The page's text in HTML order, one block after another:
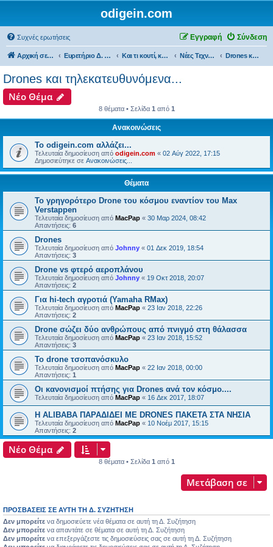
odigein.com
Συχνές ερωτήσεις Σύνδεση
Εγγραφή
Αρχική σελίδα Ευρετήριο Δ. Συζήτησης Και τι κουτί, κουτί... τώρα και η οδήγηση καινούργια σε κουτί... Νέες Τεχνολογίες και εφαρμογές... Drones και τηλεκατευθυνόμενα...
Drones και τηλεκατευθυνόμενα...
Νέο Θέμα
8 θέματα • Σελίδα 1 από 1
Ανακοινώσεις
Το odigein.com αλλάζει...
Τελευταία δημοσίευση από odigein.com « 02 Αύγ 2022, 17:15
Δημοσιεύτηκε σε Ανακοινώσεις...
Θέματα
Το γρηγορότερο Drone του κόσμου εναντίον του Max
Verstappen
Τελευταία δημοσίευση από MacPap « 30 Μαρ 2024, 08:42
Απαντήσεις: 6
Drones
Τελευταία δημοσίευση από Johnny « 01 Δεκ 2019, 18:54
Απαντήσεις: 3
Drone vs φτερό αεροπλάνου
Τελευταία δημοσίευση από Johnny « 19 Οκτ 2018, 20:07
Απαντήσεις: 2
Για hi-tech αγροτιά (Yamaha RMax)
Τελευταία δημοσίευση από MacPap « 23 Ιαν 2018, 22:26
Απαντήσεις: 2
Drone σώζει δύο ανθρώπους από πνιγμό στη θάλασσα
Τελευταία δημοσίευση από MacPap « 23 Ιαν 2018, 15:52
Απαντήσεις: 3
Το drone τσοπανόσκυλο
Τελευταία δημοσίευση από MacPap « 22 Ιαν 2018, 00:00
Απαντήσεις: 1
Οι κανονισμοί πτήσης για Drones ανά τον κόσμο....
Τελευταία δημοσίευση από MacPap « 16 Δεκ 2017, 18:07
H ALIBABA ΠΑΡΑΔΙΔΕΙ ΜΕ DRONES ΠΑΚΕΤΑ ΣΤΑ ΝΗΣΙΑ
Τελευταία δημοσίευση από MacPap « 10 Νοέμ 2017, 15:15
Απαντήσεις: 2
Νέο Θέμα
8 θέματα • Σελίδα 1 από 1
Μετάβαση σε
ΠΡΟΣΒΆΣΕΙΣ ΣΕ ΑΥΤΉ ΤΗ Δ. ΣΥΖΉΤΗΣΗ
Δεν μπορείτε να δημοσιεύετε νέα θέματα σε αυτή τη Δ. Συζήτηση
Δεν μπορείτε να απαντάτε σε θέματα σε αυτή τη Δ. Συζήτηση
Δεν μπορείτε να επεξεργάζεστε τις δημοσιεύσεις σας σε αυτή τη Δ. Συζήτηση